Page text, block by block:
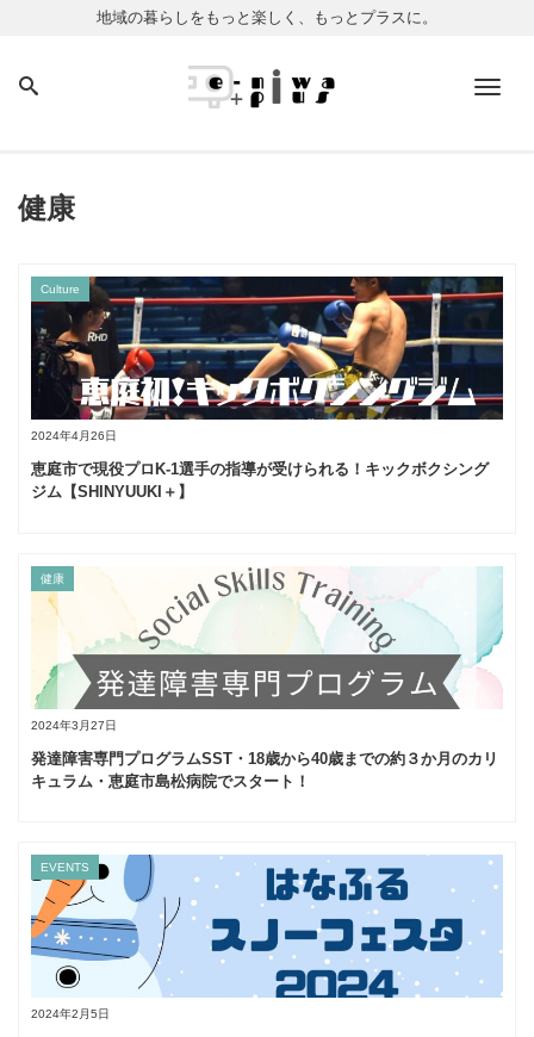
地域の暮らしをもっと楽しく、もっとプラスに。
健康
2024年4月26日
Culture
恵庭市で現役プロK-1選手の指導が受けられる！キックボクシング
ジム【SHINYUUKI＋】
2024年3月27日
健康
発達障害専門プログラムSST・18歳から40歳までの約３か月のカリ
キュラム・恵庭市島松病院でスタート！
2024年2月5日
EVENTS